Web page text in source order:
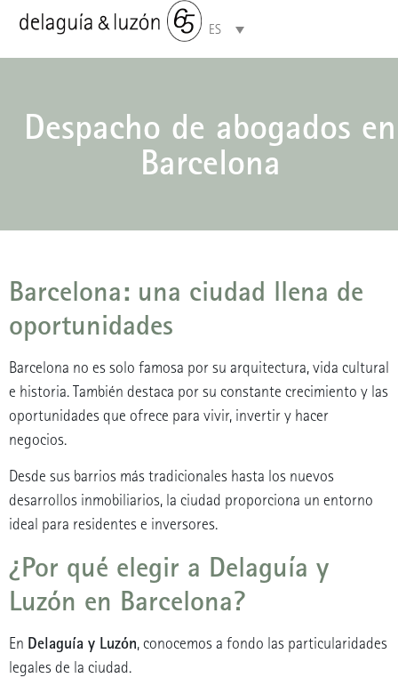
ES
Despacho de abogados en
Barcelona
Barcelona: una ciudad llena de
oportunidades
Barcelona no es solo famosa por su arquitectura, vida cultural
e historia.También destaca por su constante crecimiento y las
oportunidades que ofrece para vivir, invertir y hacer
negocios.
Desde sus barrios más tradicionales hasta los nuevos
desarrollos inmobiliarios, la ciudad proporciona un entorno
ideal para residentes e inversores.
¿Por qué elegir a Delaguía y
Luzón en Barcelona?
En Delaguía y Luzón, conocemos a fondo las particularidades
legales de la ciudad.